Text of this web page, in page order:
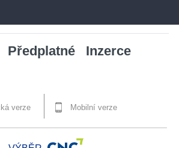
Předplatné Inzerce
verze Mobilní verze